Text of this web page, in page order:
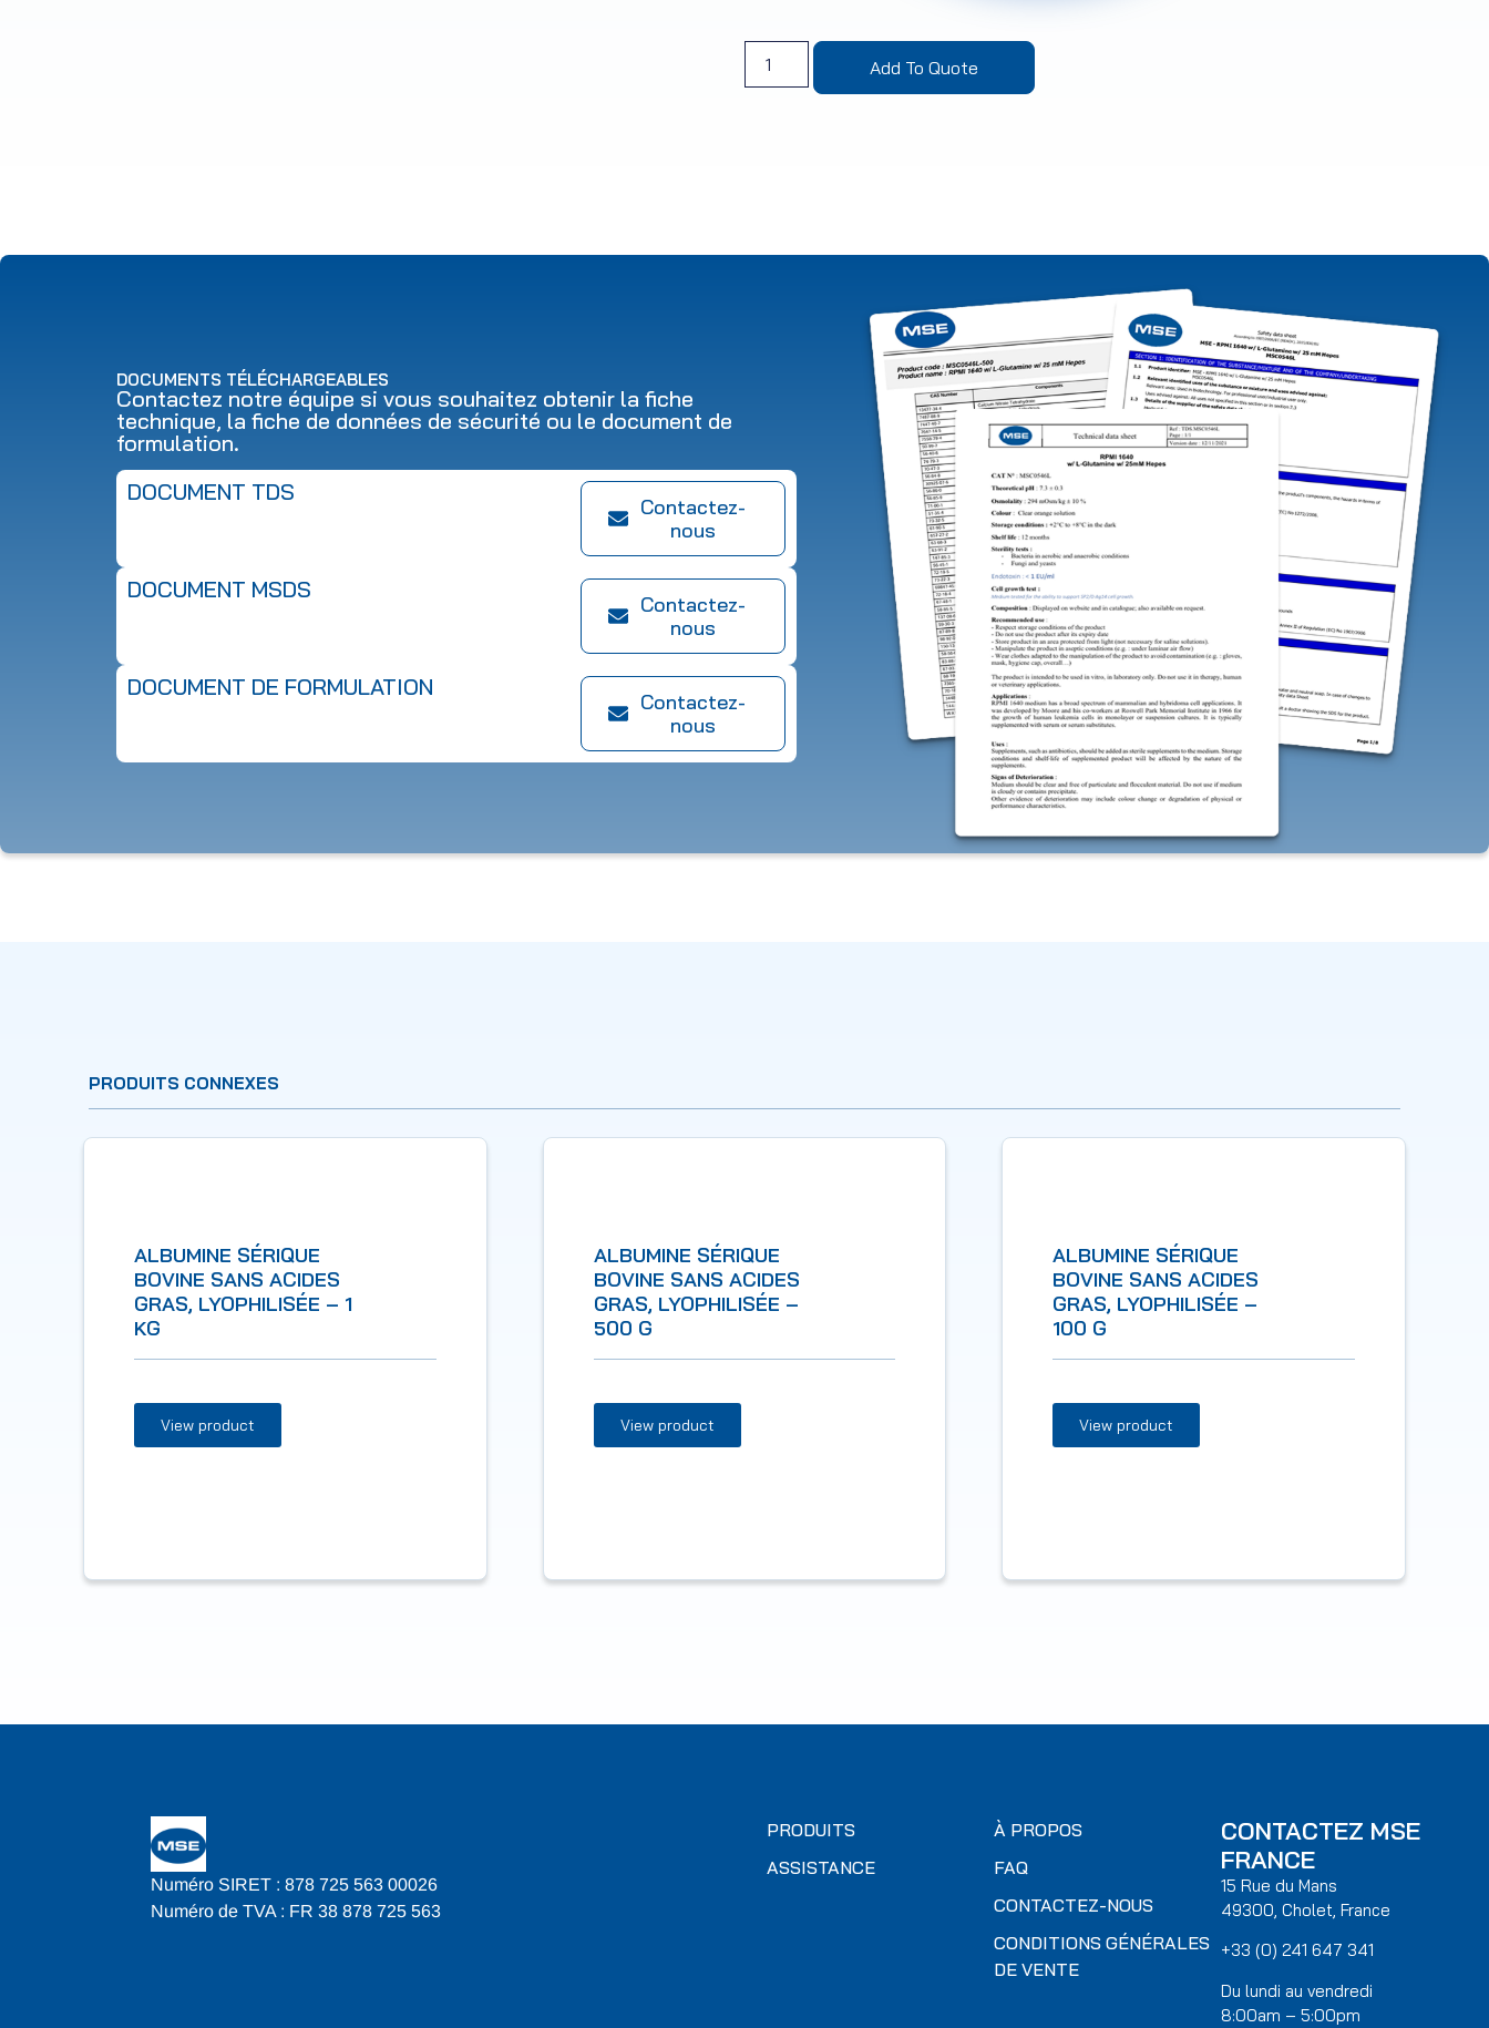
Add To Quote
DOCUMENTS TÉLÉCHARGEABLES
Contactez notre équipe si vous souhaitez obtenir la fiche
technique, la fiche de données de sécurité ou le document de
formulation.
Contactez-
nous
DOCUMENT TDS
Contactez-
nous
DOCUMENT MSDS
Contactez-
nous
DOCUMENT DE FORMULATION
PRODUITS CONNEXES
ALBUMINE SÉRIQUE
BOVINE SANS ACIDES
GRAS, LYOPHILISÉE – 1
KG
View product
ALBUMINE SÉRIQUE
BOVINE SANS ACIDES
GRAS, LYOPHILISÉE –
500 G
View product
ALBUMINE SÉRIQUE
BOVINE SANS ACIDES
GRAS, LYOPHILISÉE –
100 G
View product
Numéro SIRET : 878 725 563 00026
Numéro de TVA : FR 38 878 725 563
PRODUITS
ASSISTANCE
À PROPOS
FAQ
CONTACTEZ-NOUS
CONDITIONS GÉNÉRALES
DE VENTE
CONTACTEZ MSE
FRANCE
15 Rue du Mans
49300, Cholet, France
+33 (0) 241 647 341
Du lundi au vendredi
8:00am – 5:00pm